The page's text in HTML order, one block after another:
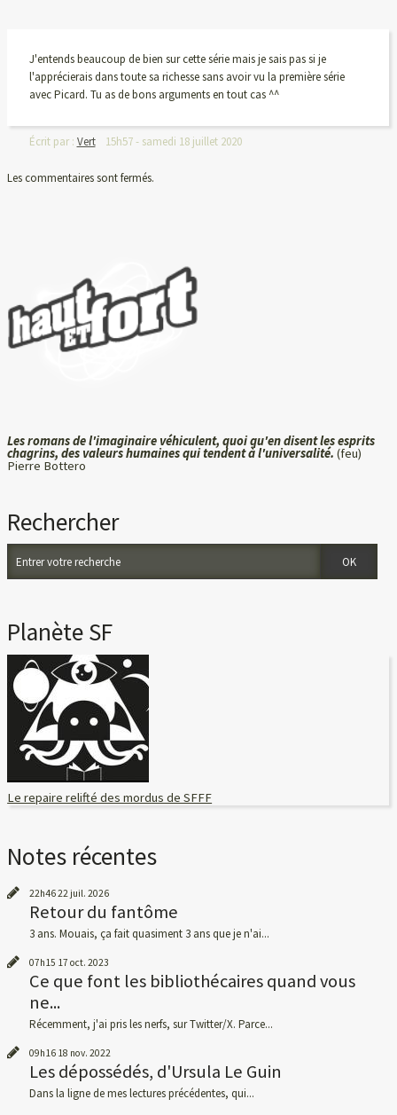
Les romans de l'imaginaire véhiculent, quoi qu'en disent les esprits
chagrins, des valeurs humaines qui tendent à l'universalité. (feu)
Pierre Bottero
Rechercher
Planète SF
Le repaire relifté des mordus de SFFF
Notes récentes
22h4622 juil. 2026
Retour du fantôme
3 ans. Mouais, ça fait quasiment 3 ans que je n'ai...
07h15 17 oct. 2023
Ce que font les bibliothécaires quand vous
ne...
Récemment, j'ai pris les nerfs, sur Twitter/X. Parce...
09h16 18 nov. 2022
Les dépossédés, d'Ursula Le Guin
Dans la ligne de mes lectures précédentes, qui...
J'entends beaucoup de bien sur cette série mais je sais pas si je
l'apprécierais dans toute sa richesse sans avoir vu la première série
avec Picard. Tu as de bons arguments en tout cas ^^
Écrit par : Vert 15h57- samedi 18 juillet 2020
Les commentaires sont fermés.